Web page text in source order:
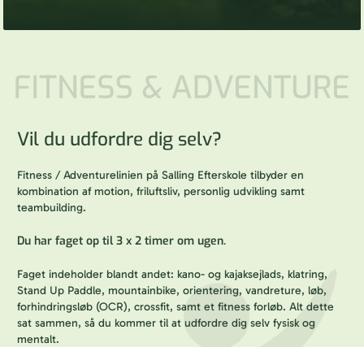
Vil du udfordre dig selv?
Fitness / Adventurelinien på Salling Efterskole tilbyder en
kombination af motion, friluftsliv, personlig udvikling samt
teambuilding.
Du har faget op til 3 x 2 timer om ugen.
Faget indeholder blandt andet: kano- og kajaksejlads, klatring,
Stand Up Paddle, mountainbike, orientering, vandreture, løb,
forhindringsløb (OCR), crossfit, samt et fitness forløb. Alt dette
sat sammen, så du kommer til at udfordre dig selv fysisk og
mentalt.